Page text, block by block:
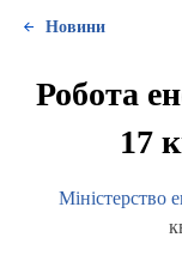
Новини
Робота
17
Міністерство